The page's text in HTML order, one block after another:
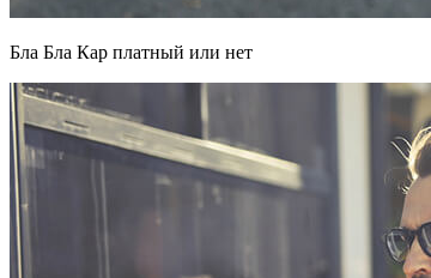
Бла Бла Кар платный или нет